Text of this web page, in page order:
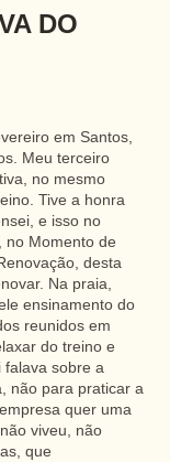
DO
em Santos,
Meu terceiro
no mesmo
Tive a honra
e isso no
no Momento de
desta
Na praia,
ensinamento do
reunidos em
do treino e
falava sobre a
não para praticar a
quer uma
viveu, não
que